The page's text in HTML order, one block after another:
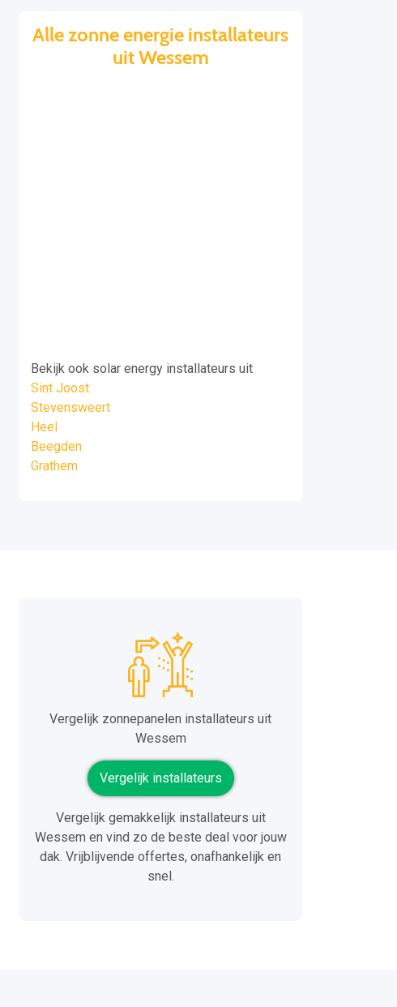
Alle zonne energie installateurs
uit Wessem
Bekijk ook solar energy installateurs uit
Sint Joost
Stevensweert
Heel
Beegden
Grathem
Vergelijk zonnepanelen installateurs uit
Wessem
Vergelijk installateurs
Vergelijk gemakkelijk installateurs uit
Wessem en vind zo de beste deal voor jouw
dak. Vrijblijvende offertes, onafhankelijk en
snel.